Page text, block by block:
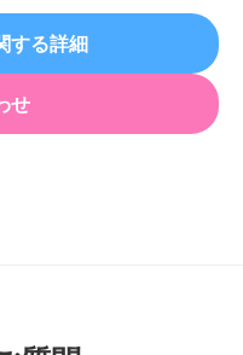
する詳細
せ